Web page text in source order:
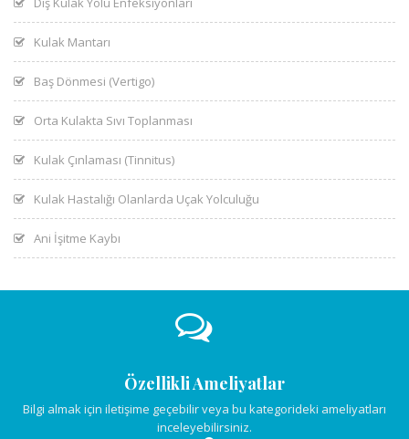
Kulak Mantarı
Baş Dönmesi (Vertigo)
Orta Kulakta Sıvı Toplanması
Kulak Çınlaması (Tinnitus)
Kulak Hastalığı Olanlarda Uçak Yolculuğu
Ani İşitme Kaybı
Özellikli Ameliyatlar
Bilgi almak için iletişime geçebilir veya bu kategorideki ameliyatları
inceleyebilirsiniz.